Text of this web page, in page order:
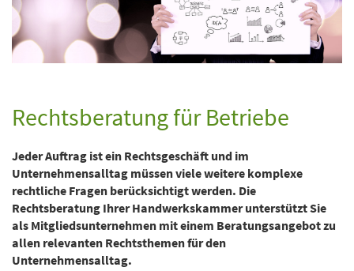
Rechtsberatung für Betriebe
Jeder Auftrag ist ein Rechtsgeschäft und im
Unternehmensalltag müssen viele weitere komplexe
rechtliche Fragen berücksichtigt werden. Die
Rechtsberatung Ihrer Handwerkskammer unterstützt Sie
als Mitgliedsunternehmen mit einem Beratungsangebot zu
allen relevanten Rechtsthemen für den
Unternehmensalltag.